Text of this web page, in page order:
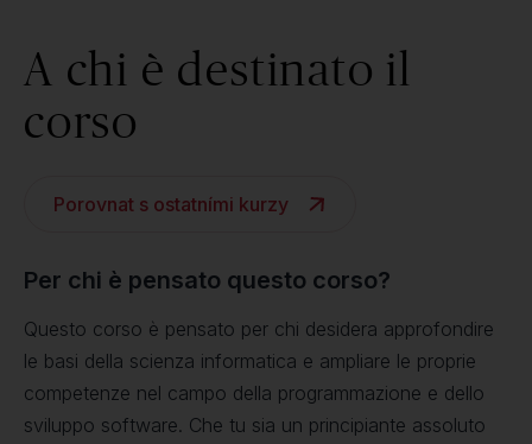
A chi è destinato il
corso
Porovnat s ostatními kurzy
Per chi è pensato questo corso?
Questo corso è pensato per chi desidera approfondire
le basi della scienza informatica e ampliare le proprie
competenze nel campo della programmazione e dello
sviluppo software. Che tu sia un principiante assoluto